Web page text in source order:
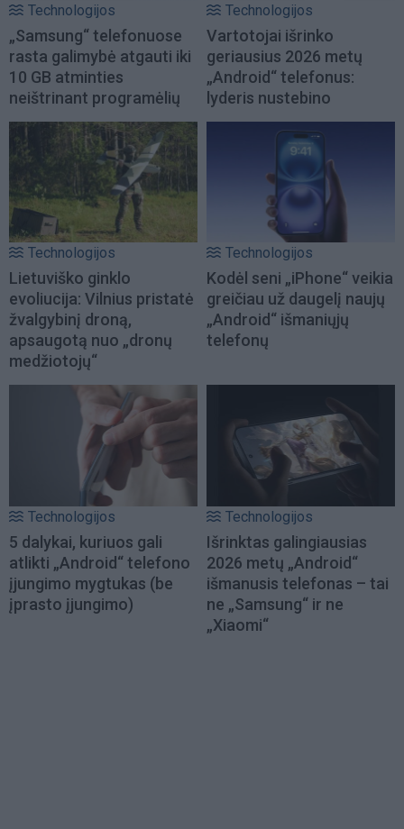
Technologijos
„Samsung“ telefonuose
rasta galimybė atgauti iki
10 GB atminties
neištrinant programėlių
Technologijos
Vartotojai išrinko
geriausius 2026 metų
„Android“ telefonus:
lyderis nustebino
Technologijos
Lietuviško ginklo
evoliucija: Vilnius pristatė
žvalgybinį droną,
apsaugotą nuo „dronų
medžiotojų“
Technologijos
Kodėl seni „iPhone“ veikia
greičiau už daugelį naujų
„Android“ išmaniųjų
telefonų
Technologijos
5 dalykai, kuriuos gali
atlikti „Android“ telefono
įjungimo mygtukas (be
įprasto įjungimo)
Technologijos
Išrinktas galingiausias
2026 metų „Android“
išmanusis telefonas – tai
ne „Samsung“ ir ne
„Xiaomi“